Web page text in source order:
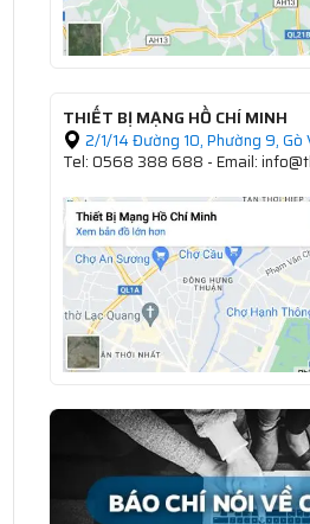
THIẾT BỊ MẠNG HỒ CHÍ MINH
2/1/14 Đường 10, Phường 9, Gò
Tel: 0568 388 688 - Email: